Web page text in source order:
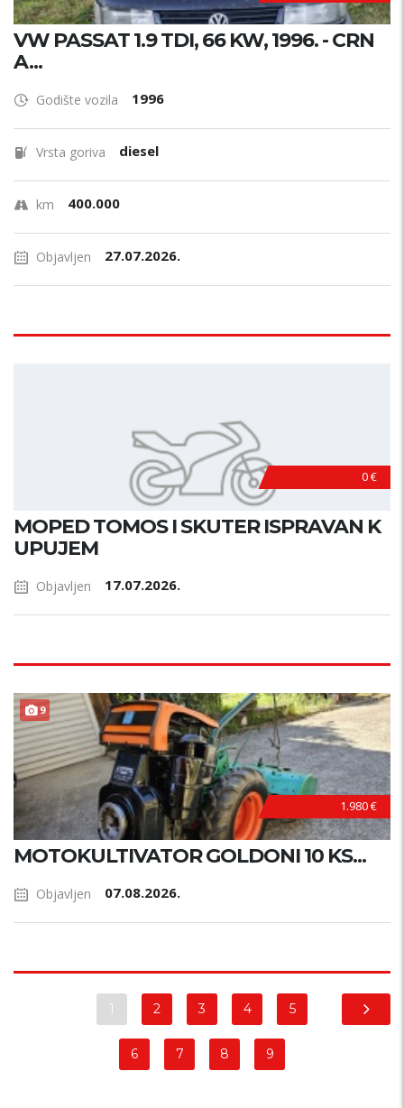
VW PASSAT 1.9 TDI, 66 KW, 1996. - CRN
A...
Godište vozila 1996
Vrsta goriva diesel
km 400.000
Objavljen 27.07.2026.
0 €
MOPED TOMOS I SKUTER ISPRAVAN K
UPUJEM
Objavljen 17.07.2026.
9
1.980 €
MOTOKULTIVATOR GOLDONI 10 KS...
Objavljen 07.08.2026.
1 2 3 4 5
6 7 8 9